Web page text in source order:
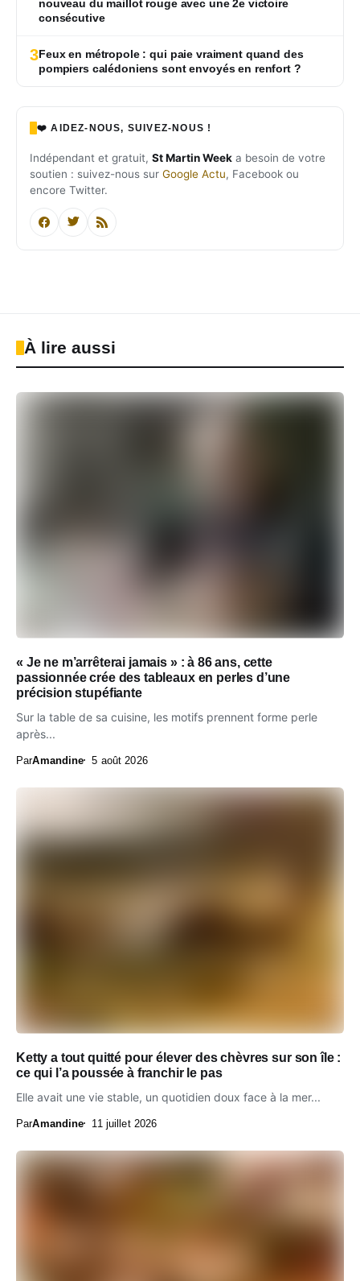
nouveau du maillot rouge avec une 2e victoire
consécutive
3Feux en métropole : qui paie vraiment quand des
pompiers calédoniens sont envoyés en renfort ?
❤️ AIDEZ-NOUS, SUIVEZ-NOUS !
Indépendant et gratuit, St Martin Week a besoin de votre
soutien : suivez-nous sur Google Actu, Facebook ou
encore Twitter.
À lire aussi
« Je ne m’arrêterai jamais » : à 86 ans, cette
passionnée crée des tableaux en perles d’une
précision stupéfiante
Sur la table de sa cuisine, les motifs prennent forme perle
après...
ParAmandine 5 août 2026
Ketty a tout quitté pour élever des chèvres sur son île :
ce qui l’a poussée à franchir le pas
Elle avait une vie stable, un quotidien doux face à la mer...
ParAmandine 11 juillet 2026